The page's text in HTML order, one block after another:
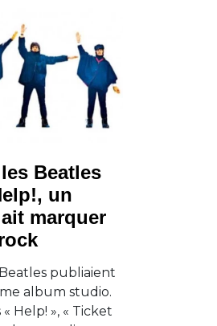
Beatles
un
marquer
Beatles publiaient
album studio.
Help! », « Ticket